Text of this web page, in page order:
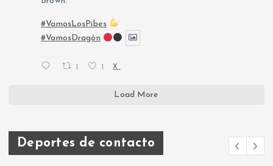
#VamosLosPibes
#VamosDragón
1 1 X
Load More
Deportes de contacto